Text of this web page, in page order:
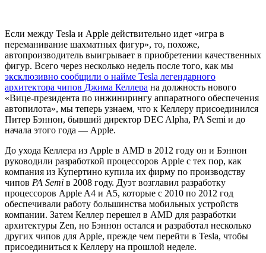
Если между Tesla и Apple действительно идет «игра в
переманивание шахматных фигур», то, похоже,
автопроизводитель выигрывает в приобретении качественных
фигур. Всего через несколько недель после того, как мы
эксклюзивно сообщили о найме Tesla легендарного
архитектора чипов Джима Келлера на должность нового
«Вице-президента по инжинирингу аппаратного обеспечения
автопилота», мы теперь узнаем, что к Келлеру присоединился
Питер Бэннон, бывший директор DEC Alpha, PA Semi и до
начала этого года — Apple.
До ухода Келлера из Apple в AMD в 2012 году он и Бэннон
руководили разработкой процессоров Apple с тех пор, как
компания из Купертино купила их фирму по производству
чипов PA Semi в 2008 году. Дуэт возглавил разработку
процессоров Apple A4 и A5, которые с 2010 по 2012 год
обеспечивали работу большинства мобильных устройств
компании. Затем Келлер перешел в AMD для разработки
архитектуры Zen, но Бэннон остался и разработал несколько
других чипов для Apple, прежде чем перейти в Tesla, чтобы
присоединиться к Келлеру на прошлой неделе.